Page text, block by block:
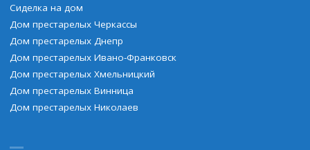
Сиделка на дом
Дом престарелых Черкассы
Дом престарелых Днепр
Дом престарелых Ивано-Франковск
Дом престарелых Хмельницкий
Дом престарелых Винница
Дом престарелых Николаев